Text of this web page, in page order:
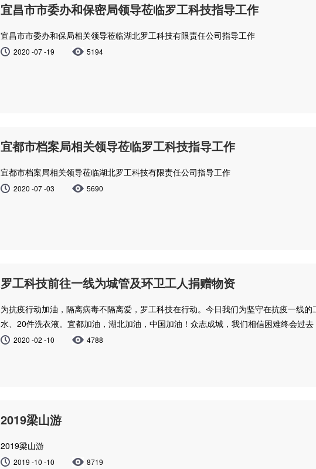
宜昌市市委办和保密局领导莅临罗工科技指导工作
宜昌市市委办和保局相关领导莅临湖北罗工科技有限责任公司指导工作
2020 -07 -19 5194
宜都市档案局相关领导莅临罗工科技指导工作
宜都市档案局相关领导莅临湖北罗工科技有限责任公司指导工作
2020 -07 -03 5690
罗工科技前往一线为城管及环卫工人捐赠物资
为抗疫行动加油，隔离病毒不隔离爱，罗工科技在行动。​今日我们为坚守在抗疫一线
水、20件洗衣液。宜都加油，湖北加油，中国加油！众志成城，我们相信困难终会过去
2020 -02 -10 4788
2019梁山游
2019梁山游
2019 -10 -10 8719